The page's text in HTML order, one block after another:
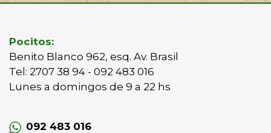
Pocitos:
Benito Blanco 962, esq. Av. Brasil
Tel: 2707 38 94 - 092 483 016
Lunes a domingos de 9 a 22 hs
092 483 016